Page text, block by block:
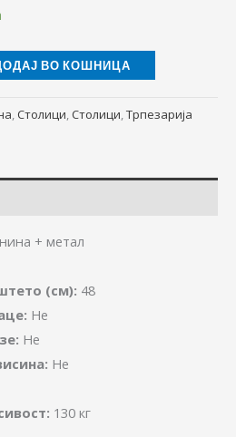
ВО КОШНИЦА
, Столици, Столици,Трпезарија
+ метал
(см): 48
Не
Не
Не
130 кг